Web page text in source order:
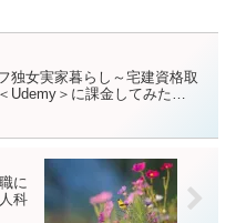
独女実家暮らし～宅建資格取
Udemy＞に課金してみた…
に
科